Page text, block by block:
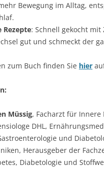
Bewegung im Alltag,
Rezepte: Schnell gekocht
gut und schmeckt der
zum Buch finden Sie hier
Müssig, Facharzt für
DHL,
und
Herausgeber der
Diabetologie und